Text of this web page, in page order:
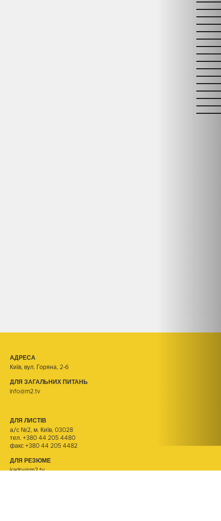
АДРЕСА
Київ, вул. Горяна, 2-б
ДЛЯ ЗАГАЛЬНИХ ПИТАНЬ
info@m2.tv
ДЛЯ ЛИСТІВ
а/с №2, м. Київ, 03028
тел. +380 44 205 4480
факс +380 44 205 4482
ДЛЯ РЕЗЮМЕ
kadry@m2.tv